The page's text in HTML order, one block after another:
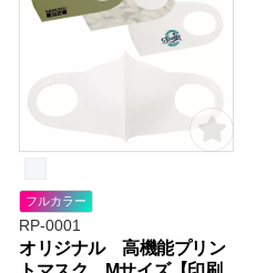
フルカラー
RP-0001
オリジナル 高機能プリン